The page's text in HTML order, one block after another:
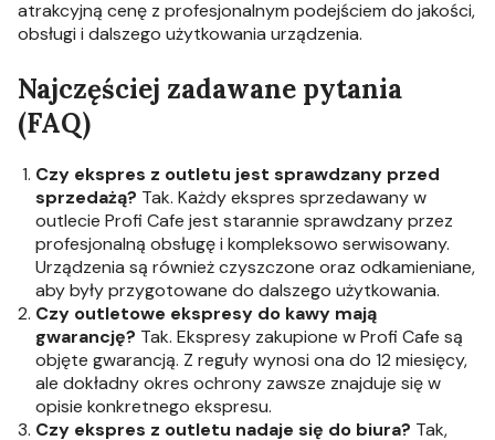
atrakcyjną cenę z profesjonalnym podejściem do jakości,
obsługi i dalszego użytkowania urządzenia.
Najczęściej zadawane pytania
(FAQ)
Czy ekspres z outletu jest sprawdzany przed
sprzedażą? Tak. Każdy ekspres sprzedawany w
outlecie Profi Cafe jest starannie sprawdzany przez
profesjonalną obsługę i kompleksowo serwisowany.
Urządzenia są również czyszczone oraz odkamieniane,
aby były przygotowane do dalszego użytkowania.
Czy outletowe ekspresy do kawy mają
gwarancję? Tak. Ekspresy zakupione w Profi Cafe są
objęte gwarancją. Z reguły wynosi ona do 12 miesięcy,
ale dokładny okres ochrony zawsze znajduje się w
opisie konkretnego ekspresu.
Czy ekspres z outletu nadaje się do biura? Tak,